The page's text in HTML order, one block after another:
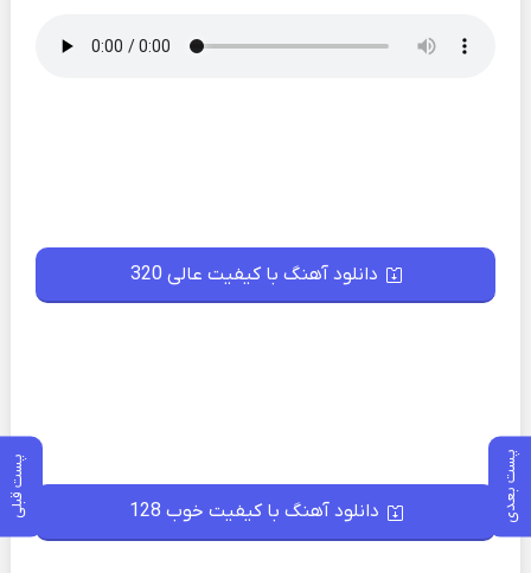
پست بعدی پست قبلی
دانلود آهنگ با کیفیت عالی 320
دانلود آهنگ با کیفیت خوب 128